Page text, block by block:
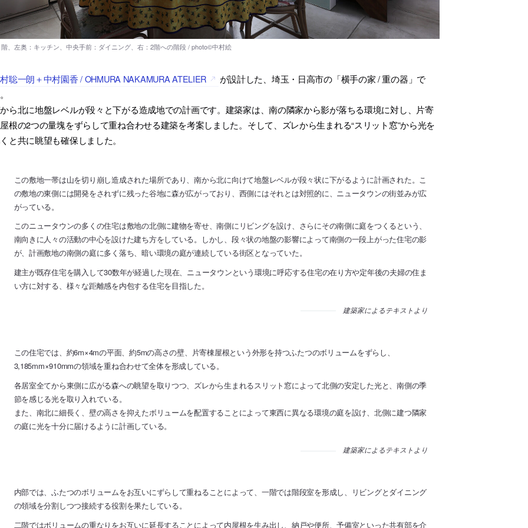
聡一朗＋中村園香 / OHMURA NAKAMURA ATELIER
が設計した、埼玉・日高市の「横手の家 / 重の器」で
ら北に地盤レベルが段々と下がる造成地での計画です。建築家は、南の隣家から影が落ちる環境に対し、片寄
根の2つの量塊をずらして重ね合わせる建築を考案しました。そして、ズレから生まれる“スリット窓”から光を
と共に眺望も確保しました。
この敷地一帯は山を切り崩し造成された場所であり、南から北に向けて地盤レベルが段々状に下がるように計画された。こ
の敷地の東側には開発をされずに残った谷地に森が広がっており、西側にはそれとは対照的に、ニュータウンの街並みが広
がっている。
このニュータウンの多くの住宅は敷地の北側に建物を寄せ、南側にリビングを設け、さらにその南側に庭をつくるという、
南向きに人々の活動の中心を設けた建ち方をしている。しかし、段々状の地盤の影響によって南側の一段上がった住宅の影
が、計画敷地の南側の庭に多く落ち、暗い環境の庭が連続している街区となっていた。
建主が既存住宅を購入して30数年が経過した現在、ニュータウンという環境に呼応する住宅の在り方や定年後の夫婦の住ま
い方に対する、様々な距離感を内包する住宅を目指した。
建築家によるテキストより
この住宅では、約6m×4mの平面、約5mの高さの壁、片寄棟屋根という外形を持つふたつのボリュームをずらし、
3,185mm×910mmの領域を重ね合わせて全体を形成している。
各居室全てから東側に広がる森への眺望を取りつつ、ズレから生まれるスリット窓によって北側の安定した光と、南側の季
節を感じる光を取り入れている。
また、南北に細長く、壁の高さを抑えたボリュームを配置することによって東西に異なる環境の庭を設け、北側に建つ隣家
の庭に光を十分に届けるように計画している。
建築家によるテキストより
内部では、ふたつのボリュームをお互いにずらして重ねることによって、一階では階段室を形成し、リビングとダイニング
の領域を分割しつつ接続する役割を果たしている。
二階ではボリュームの重なりをお互いに延長することによって内屋根を生み出し、納戸や便所、予備室といった共有部を介